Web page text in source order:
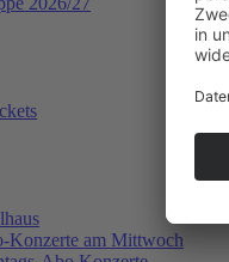
Konzerte am Mittwoch